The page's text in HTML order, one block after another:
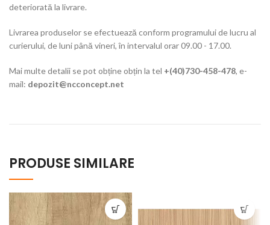
deteriorată la livrare.
Livrarea produselor se efectuează conform programului de lucru al
curierului, de luni până vineri, în intervalul orar 09.00 - 17.00.
Mai multe detalii se pot obține obțin la tel +(40)730-458-478, e-
mail: depozit@ncconcept.net
PRODUSE SIMILARE